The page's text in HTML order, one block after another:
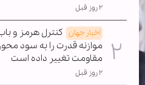
۲ روز قبل
اخبار جهان کنترل هرمز و
موازنه قدرت را به سود محور
مقاومت تغییر داده است
۲ روز قبل